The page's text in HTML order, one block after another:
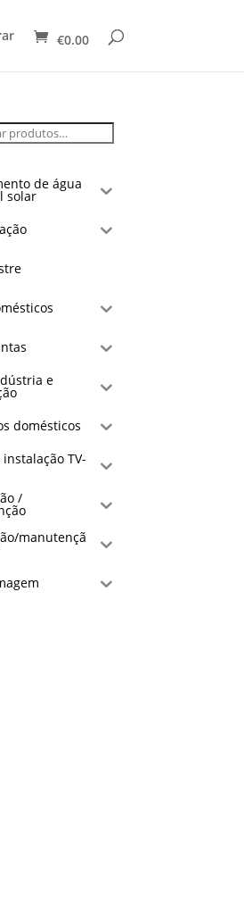
€0.00
de água
solar
e
domésticos
instalação TV-
/
manutençã